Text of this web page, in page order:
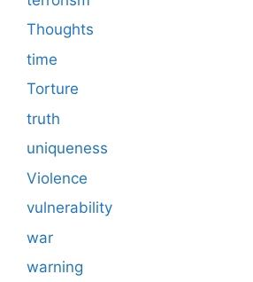
Thoughts
time
Torture
truth
uniqueness
Violence
vulnerability
war
warning